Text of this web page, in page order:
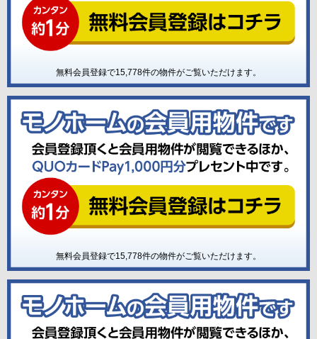
無料会員登録で15,778件の物件がご覧いただけます。
無料会員登録で15,778件の物件がご覧いただけます。